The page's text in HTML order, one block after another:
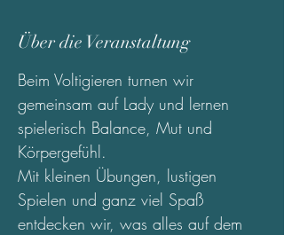
Über die Veranstaltung
Beim Voltigieren turnen wir
gemeinsam auf Lady und lernen
spielerisch Balance, Mut und
Körpergefühl.
Mit kleinen Übungen, lustigen
Spielen und ganz viel Spaß
entdecken wir, was alles auf dem